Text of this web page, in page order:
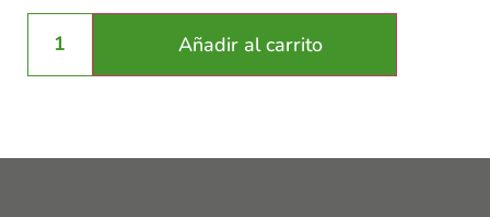
Añadir al carrito